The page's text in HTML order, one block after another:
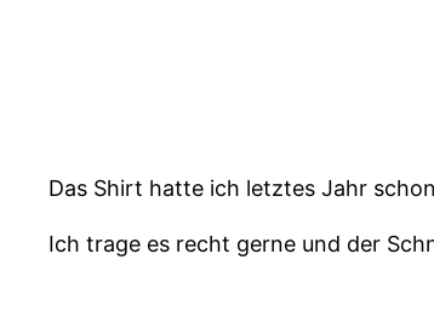
Das Shirt hatte ich letztes Jahr
Ich trage es recht gerne und der